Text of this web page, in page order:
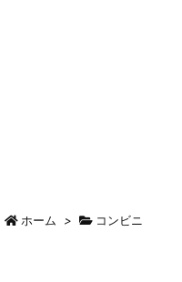
ホーム > コンビニ